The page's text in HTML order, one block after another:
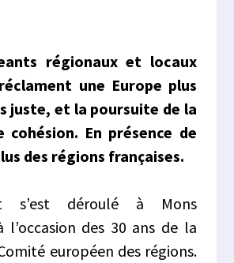
régionaux et locaux
une Europe plus
juste, et la poursuite de la
cohésion. En présence de
des régions françaises.
s’est déroulé à Mons
l’occasion des 30 ans de la
européen des régions.